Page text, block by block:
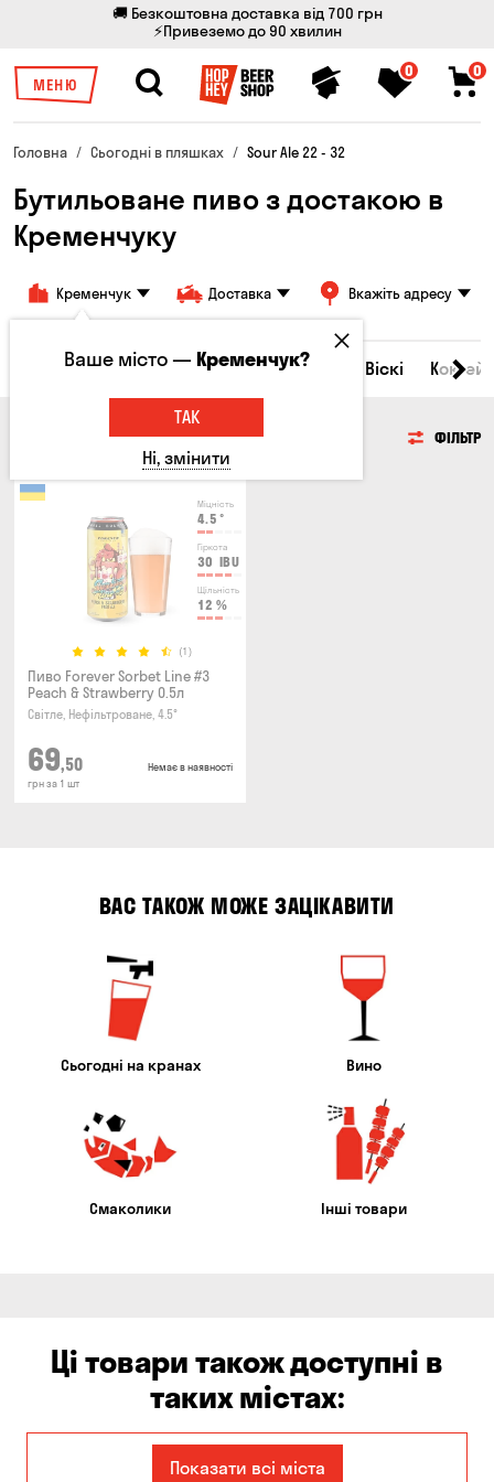
🚚 Безкоштовна доставка від 700 грн
⚡Привеземо до 90 хвилин
МЕНЮ
0 0
Головна Сьогодні в пляшках Sour Ale 22 - 32
Бутильоване пиво з достакою в
Кременчуку
Кременчук Доставка Вкажіть адресу
Всі товари Пиво Сидр Вино Віскі
ФІЛЬТР
Міцність
4.5 °
Гіркота
30 IBU
Щільність
12 %
(1)
Пиво Forever Sorbet Line #3
Peach & Strawberry 0.5л
Світле, Нефільтроване, 4.5°
69,50
грн за 1 шт
Немає в наявності
ВАС ТАКОЖ МОЖЕ ЗАЦІКАВИТИ
Сьогодні на кранах Вино
Смаколики Інші товари
Ці товари також доступні в
таких містах:
БалабинеПоказати всі міста
Ваше місто —Кременчук?
ТАК
Ні, змінити